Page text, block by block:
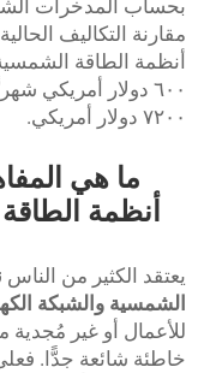
بحساب المدخرات
مقارنة التكاليف
أنظمة الطاقة
٦٠٠ دولار أمريكي
٧٢٠٠ دولار أمريكي.
ما هي
أنظمة
يعتقد الكثير من الناس
الشمسية والشبكة
للأعمال أو غير
خاطئة شائعة جدًّا. فعلى